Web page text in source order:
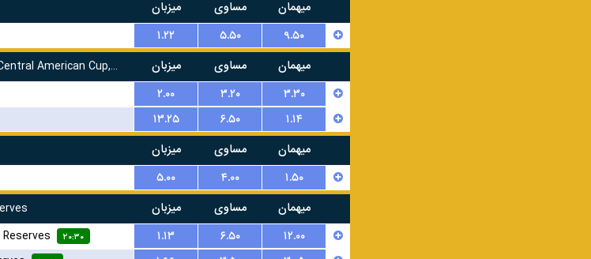
میزبان مساوی
میهمان
۱.۲۲ ۵.۵۰
۹.۵۰
American Cup, Group D میزبان مساوی
میهمان
۲.۰۰ ۳.۲۰
۳.۳۰
۱۳.۲۵ ۶.۵۰
۱.۱۴
میزبان مساوی
میهمان
۵.۰۰ ۴.۰۰
۱.۵۰
میزبان مساوی
میهمان
۲۰:۳۰ ۱.۱۳ ۶.۵۰
۱۲.۰۰